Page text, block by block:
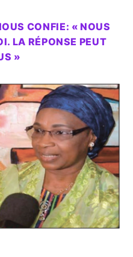
CONFIE: « NOUS
LA RÉPONSE PEUT
»